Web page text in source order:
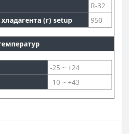
R-32
(г) setup
950
-25 ~ +24
-10 ~ +43